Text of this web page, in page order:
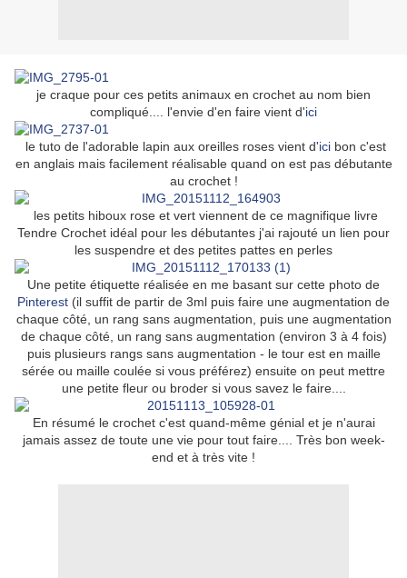
je craque pour ces petits animaux en crochet au nom bien
compliqué.... l'envie d'en faire vient d'ici
le tuto de l'adorable lapin aux oreilles roses vient d'icibon c'est
en anglais mais facilement réalisable quand on est pas débutante
au crochet !
les petits hiboux rose et vert viennent de ce magnifique livre
Tendre Crochet idéal pour les débutantes j'ai rajouté un lien pour
les suspendre et des petites pattes en perles
Une petite étiquette réalisée en me basant sur cette photo de
Pinterest (il suffit de partir de 3ml puis faire une augmentation de
chaque côté, un rang sans augmentation, puis une augmentation
de chaque côté, un rang sans augmentation (environ 3 à 4 fois)
puis plusieurs rangs sans augmentation - le tour est en maille
sérée ou maille coulée si vous préférez) ensuite on peut mettre
une petite fleur ou broder si vous savez le faire....
En résumé le crochet c'est quand-même génial et je n'aurai
jamais assez de toute une vie pour tout faire.... Très bon week-
end et à très vite !